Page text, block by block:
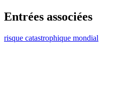
Entrées associées
risque catastrophique mondial